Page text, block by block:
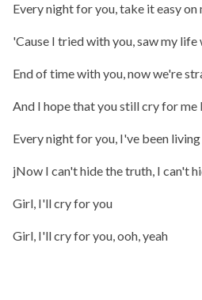
Every night for you, take it easy on
'Cause I tried with you, saw my life
End of time with you, now we're
And I hope that you still cry for
Every night for you, I've been
jNow I can't hide the truth, I can't
Girl, I'll cry for you
Girl, I'll cry for you, ooh, yeah